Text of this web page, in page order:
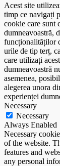
Acest site
timp ce navigați
cookie care sunt
dumneavoastră,
funcționalităților
urile de tip terț,
care utilizați
dumneavoastră
asemenea,
alegerea unora
experienței
Necessary
Necessary
Always Enabled
Necessary
of the website.
features and
any personal